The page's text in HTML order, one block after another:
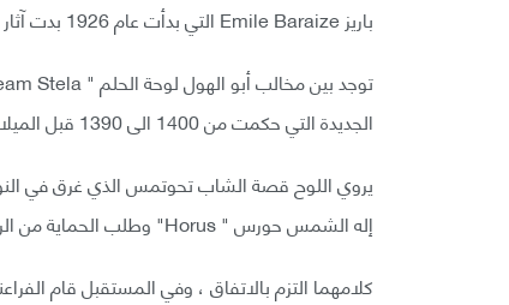
باريز Emile Baraize التي بدأت عام 1926 بدت آثار خفرع تحمل من الأسئلة أكثر مما تحمل من الإجابات .
الجديدة التي حكمت من 1400 الى 1390 قبل الميلاد.
يروي اللوح قصة الشاب تحوتمس الذي غرق في
إله الشمس حورس " Horus" وطلب الحماية من الرمال الزاحفة، في المقابل وعد أبو الهول الشاب تحوتمس بحُكم مصر.
كلامهما التزم بالاتفاق ، وفي المستقبل قام